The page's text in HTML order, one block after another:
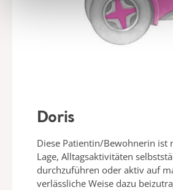
Doris
Diese Patientin/Bewohnerin ist
Lage, Alltagsaktivitäten
durchzuführen oder aktiv auf
verlässliche Weise dazu